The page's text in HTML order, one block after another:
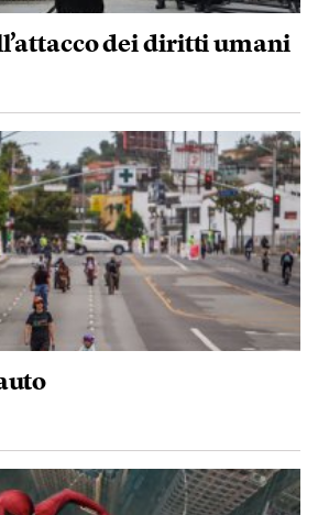
dei diritti umani